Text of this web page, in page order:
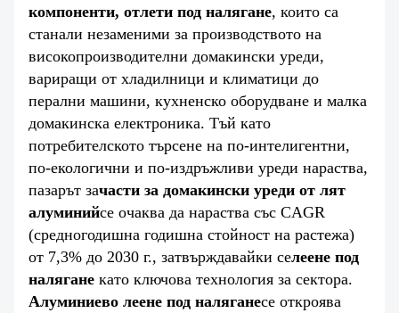
компоненти, отлети под налягане, които са
станали незаменими за производството на
високопроизводителни домакински уреди,
вариращи от хладилници и климатици до
перални машини, кухненско оборудване и малка
домакинска електроника. Тъй като
потребителското търсене на по-интелигентни,
по-екологични и по-издръжливи уреди нараства,
пазарът зачасти за домакински уреди от лят
алуминийсе очаква да нараства със CAGR
(средногодишна годишна стойност на растежа)
от 7,3% до 2030 г., затвърждавайки селеене под
налягане като ключова технология за сектора.
Алуминиево леене под наляганесе откроява